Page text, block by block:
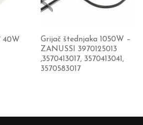
40W
Grijač štednjaka 1050W –
ZANUSSI 3970125013
,3570413017, 3570413041,
3570583017